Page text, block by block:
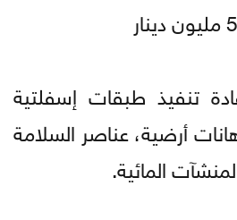
تنفيذ طبقات إسفلتية
أرضية، عناصر السلامة
المائية.